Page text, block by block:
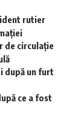
rutier
de circulație
după un furt
ce a fost